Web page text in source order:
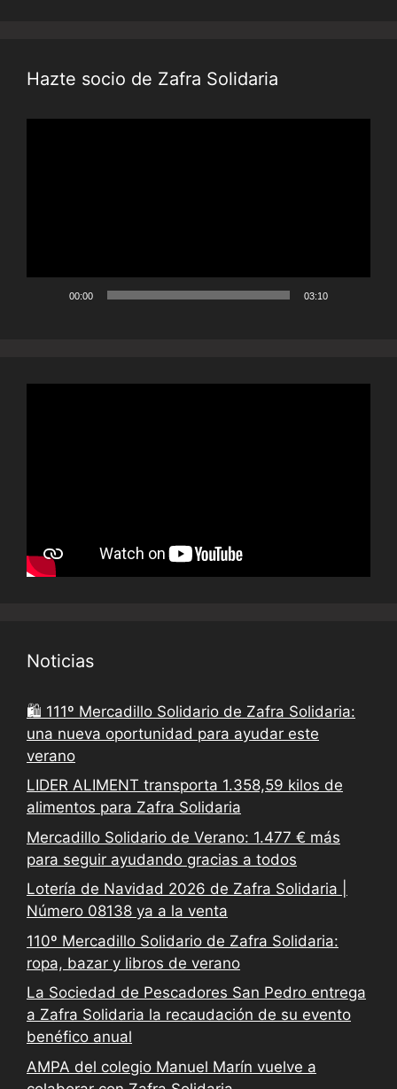
Hazte socio de Zafra Solidaria
00:00 03:10
Noticias
🛍️ 111º Mercadillo Solidario de Zafra Solidaria:
una nueva oportunidad para ayudar este
verano
LIDER ALIMENT transporta 1.358,59 kilos de
alimentos para Zafra Solidaria
Mercadillo Solidario de Verano: 1.477 € más
para seguir ayudando gracias a todos
Lotería de Navidad 2026 de Zafra Solidaria |
Número 08138 ya a la venta
110º Mercadillo Solidario de Zafra Solidaria:
ropa, bazar y libros de verano
La Sociedad de Pescadores San Pedro entrega
a Zafra Solidaria la recaudación de su evento
benéfico anual
AMPA del colegio Manuel Marín vuelve a